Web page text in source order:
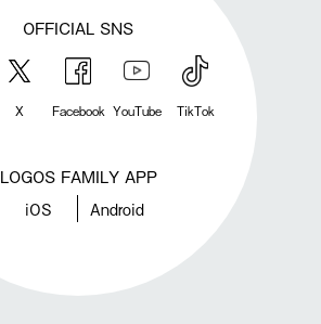
OFFICIAL SNS
X Facebook YouTube TikTok
LOGOS FAMILY APP
iOS Android